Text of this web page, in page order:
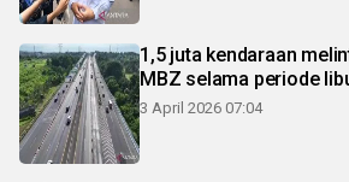
1,5 juta kendaraan
MBZ selama periode
3 April 2026 07:04